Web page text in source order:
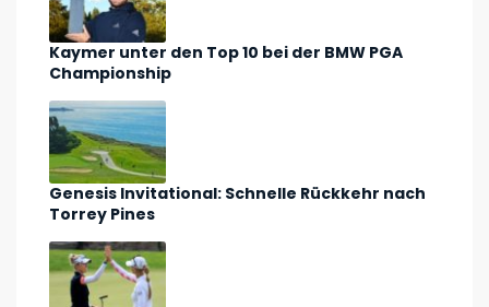
Kaymer unter den Top 10 bei der BMW PGA
Championship
Genesis Invitational: Schnelle Rückkehr nach
Torrey Pines